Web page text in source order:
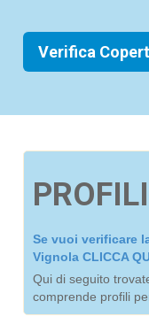
Verifica
Se vuoi verificare
Vignola CLICCA
Qui di seguito
comprende profili